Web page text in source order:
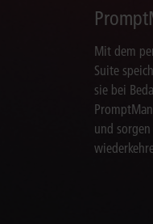
Mit dem
Suite
sie bei
und